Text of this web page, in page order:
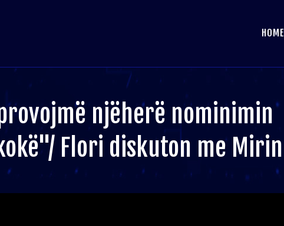
HOME
njëherë nominimin
Flori diskuton me Mirin